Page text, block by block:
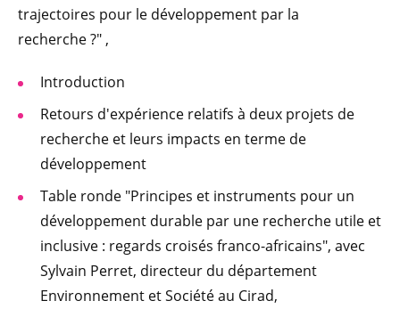
trajectoires pour le développement par la
recherche ?" ,
Introduction
Retours d'expérience relatifs à deux projets de
recherche et leurs impacts en terme de
développement
Table ronde "Principes et instruments pour un
développement durable par une recherche utile et
inclusive : regards croisés franco-africains", avec
Sylvain Perret, directeur du département
Environnement et Société au Cirad,